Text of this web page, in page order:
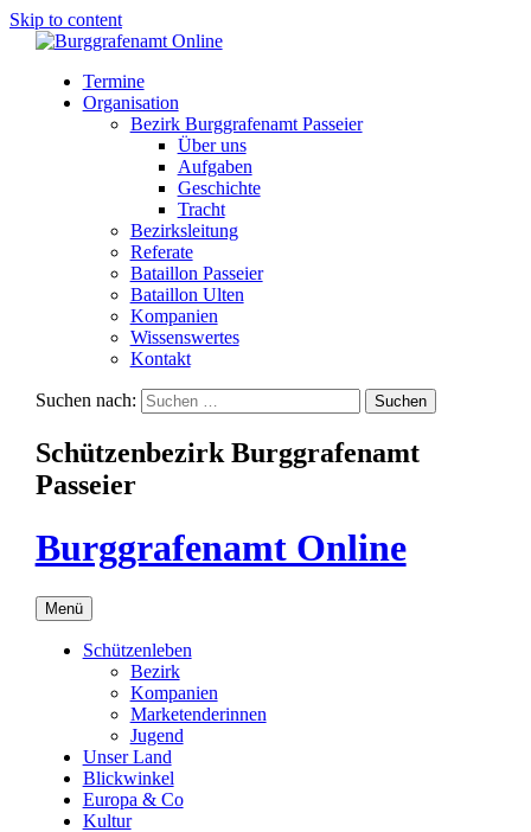
Skip to content
Termine
Organisation
Bezirk Burggrafenamt Passeier
Über uns
Aufgaben
Geschichte
Tracht
Bezirksleitung
Referate
Bataillon Passeier
Bataillon Ulten
Kompanien
Wissenswertes
Kontakt
Suchen nach:
Schützenbezirk Burggrafenamt
Passeier
Burggrafenamt Online
Menü
Schützenleben
Bezirk
Kompanien
Marketenderinnen
Jugend
Unser Land
Blickwinkel
Europa & Co
Kultur